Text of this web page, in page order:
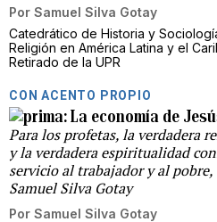
Por Samuel Silva Gotay
Catedrático de Historia y
Religión en América Latina y el
Retirado de la UPR
CON ACENTO PROPIO
La economía de
Para los profetas, la verdadera
y la verdadera espiritualidad
servicio al trabajador y al pobre,
Samuel Silva Gotay
Por Samuel Silva Gotay